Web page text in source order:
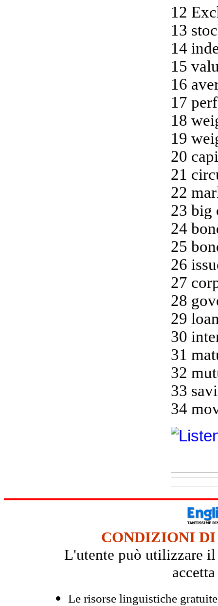
12
13
14
15
16
17
18
19
20
21
22
23 big
24
25
26
27
28
29
30
31
32
33
34
CONDIZIONI DI
L'utente può utilizzare il
Le risorse linguistiche